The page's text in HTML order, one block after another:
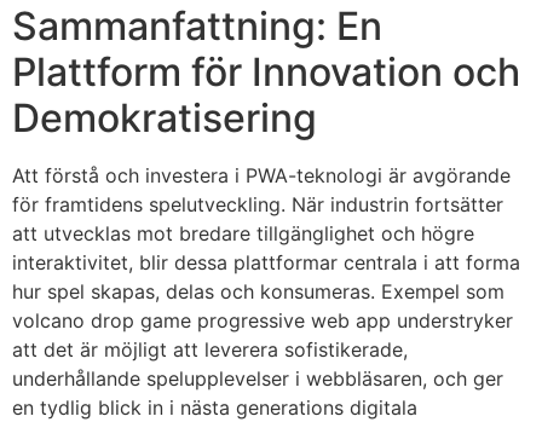
Sammanfattning: En
Plattform för Innovation och
Demokratisering
Att förstå och investera i PWA-teknologi är avgörande
för framtidens spelutveckling. När industrin fortsätter
att utvecklas mot bredare tillgänglighet och högre
interaktivitet, blir dessa plattformar centrala i att forma
hur spel skapas, delas och konsumeras. Exempel som
volcano drop game progressive web app understryker
att det är möjligt att leverera sofistikerade,
underhållande spelupplevelser i webbläsaren, och ger
en tydlig blick in i nästa generations digitala